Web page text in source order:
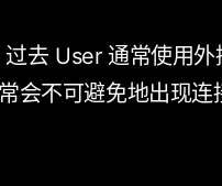
去 User 通常使用
不可避免地出现